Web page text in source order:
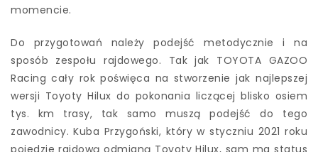
momencie.
Do przygotowań należy podejść metodycznie i na
sposób zespołu rajdowego. Tak jak TOYOTA GAZOO
Racing cały rok poświęca na stworzenie jak najlepszej
wersji Toyoty Hilux do pokonania liczącej blisko osiem
tys. km trasy, tak samo muszą podejść do tego
zawodnicy. Kuba Przygoński, który w styczniu 2021 roku
pojedzie rajdową odmianą Toyoty Hilux, sam ma status